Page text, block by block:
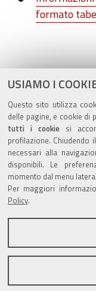
USIAMO I
Questo sito utilizza
delle pagine, e cookie di
tutti i cookiesi
profilazione. Chiudendo
necessari alla
disponibili. Le
momento dal menu
Per maggiori
Policy.
formato
Azioni
sul
documento
pubblicato il
ultima modifica
Sito